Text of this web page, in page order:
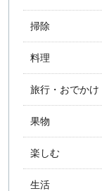
掃除
料理
旅行・おでかけ
果物
楽しむ
生活